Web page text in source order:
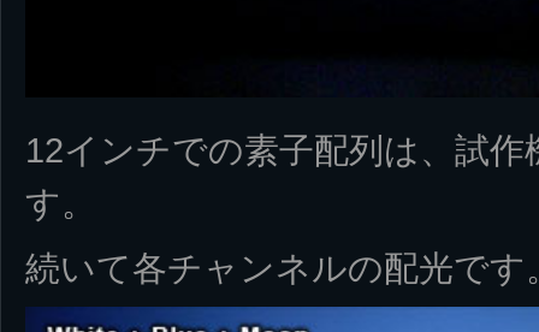
12インチでの素子配列は、試
す。
続いて各チャンネルの配光です